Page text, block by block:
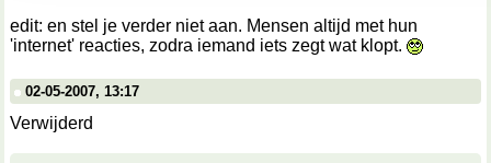
edit: en stel je verder niet aan. Mensen altijd met hun
'internet' reacties, zodra iemand iets zegt wat klopt.
02-05-2007, 13:17
Verwijderd